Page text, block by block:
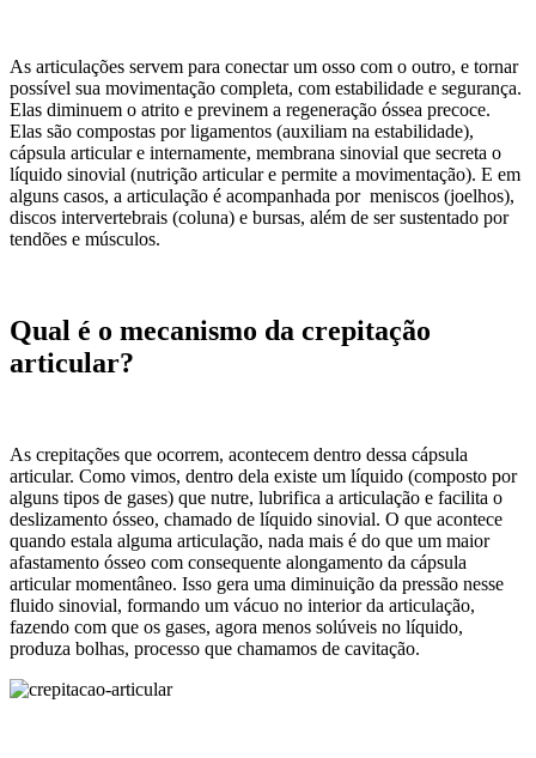
As articulações servem para conectar um osso com o outro, e tornar
possível sua movimentação completa, com estabilidade e segurança.
Elas diminuem o atrito e previnem a regeneração óssea precoce.
Elas são compostas por ligamentos (auxiliam na estabilidade),
cápsula articular e internamente, membrana sinovial que secreta o
líquido sinovial (nutrição articular e permite a movimentação). E em
alguns casos, a articulação é acompanhada por meniscos (joelhos),
discos intervertebrais (coluna) e bursas, além de ser sustentado por
tendões e músculos.
Qual é o mecanismo da crepitação
articular?
As crepitações que ocorrem, acontecem dentro dessa cápsula
articular. Como vimos, dentro dela existe um líquido (composto por
alguns tipos de gases) que nutre, lubrifica a articulação e facilita o
deslizamento ósseo, chamado de líquido sinovial. O que acontece
quando estala alguma articulação, nada mais é do que um maior
afastamento ósseo com consequente alongamento da cápsula
articular momentâneo. Isso gera uma diminuição da pressão nesse
fluido sinovial, formando um vácuo no interior da articulação,
fazendo com que os gases, agora menos solúveis no líquido,
produza bolhas, processo que chamamos de cavitação.